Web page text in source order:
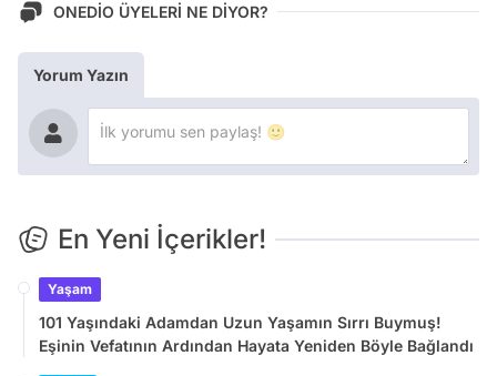
ONEDİO ÜYELERİ NE DİYOR?
Yorum Yazın
En Yeni İçerikler!
Yaşam
101 Yaşındaki Adamdan Uzun Yaşamın Sırrı Buymuş!
Eşinin Vefatının Ardından Hayata Yeniden Böyle Bağlandı